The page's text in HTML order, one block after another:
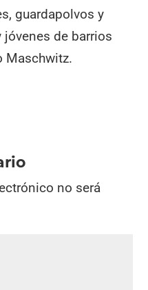
guardapolvos y
de barrios
Maschwitz.
no será